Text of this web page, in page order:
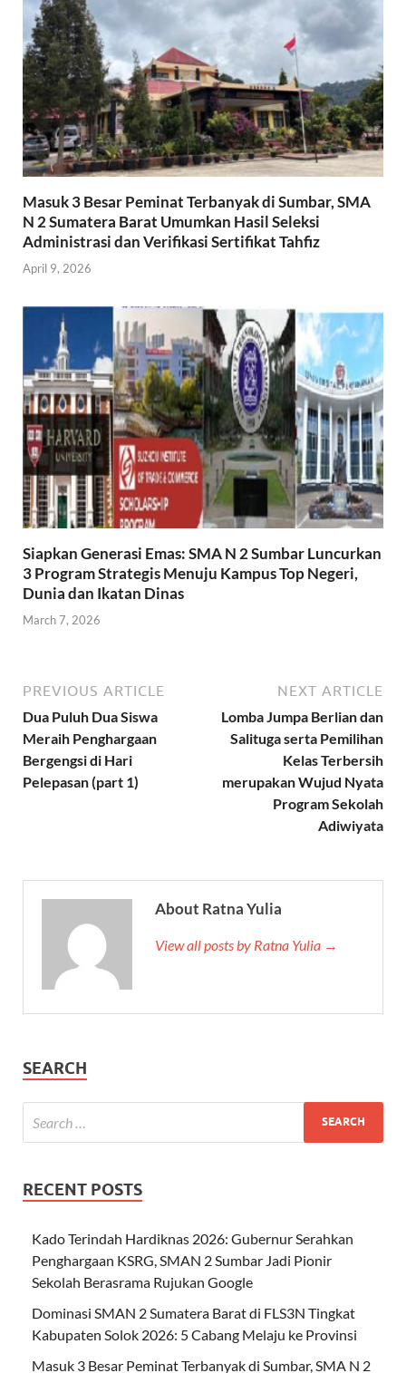
Masuk 3 Besar Peminat Terbanyak di Sumbar, SMA
N 2 Sumatera Barat Umumkan Hasil Seleksi
Administrasi dan Verifikasi Sertifikat Tahfiz
April 9, 2026
Siapkan Generasi Emas: SMA N 2 Sumbar Luncurkan
3 Program Strategis Menuju Kampus Top Negeri,
Dunia dan Ikatan Dinas
March 7, 2026
PREVIOUS ARTICLE
Dua Puluh Dua Siswa
Meraih Penghargaan
Bergengsi di Hari
Pelepasan (part 1)
NEXT ARTICLE
Lomba Jumpa Berlian dan
Salituga serta Pemilihan
Kelas Terbersih
merupakan Wujud Nyata
Program Sekolah
Adiwiyata
About Ratna Yulia
View all posts by Ratna Yulia →
SEARCH
RECENT POSTS
Kado Terindah Hardiknas 2026: Gubernur Serahkan
Penghargaan KSRG, SMAN 2 Sumbar Jadi Pionir
Sekolah Berasrama Rujukan Google
Dominasi SMAN 2 Sumatera Barat di FLS3N Tingkat
Kabupaten Solok 2026: 5 Cabang Melaju ke Provinsi
Masuk 3 Besar Peminat Terbanyak di Sumbar, SMA N 2